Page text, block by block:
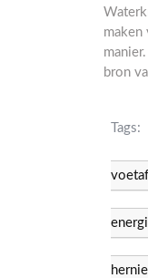
maken
bron
Tags: